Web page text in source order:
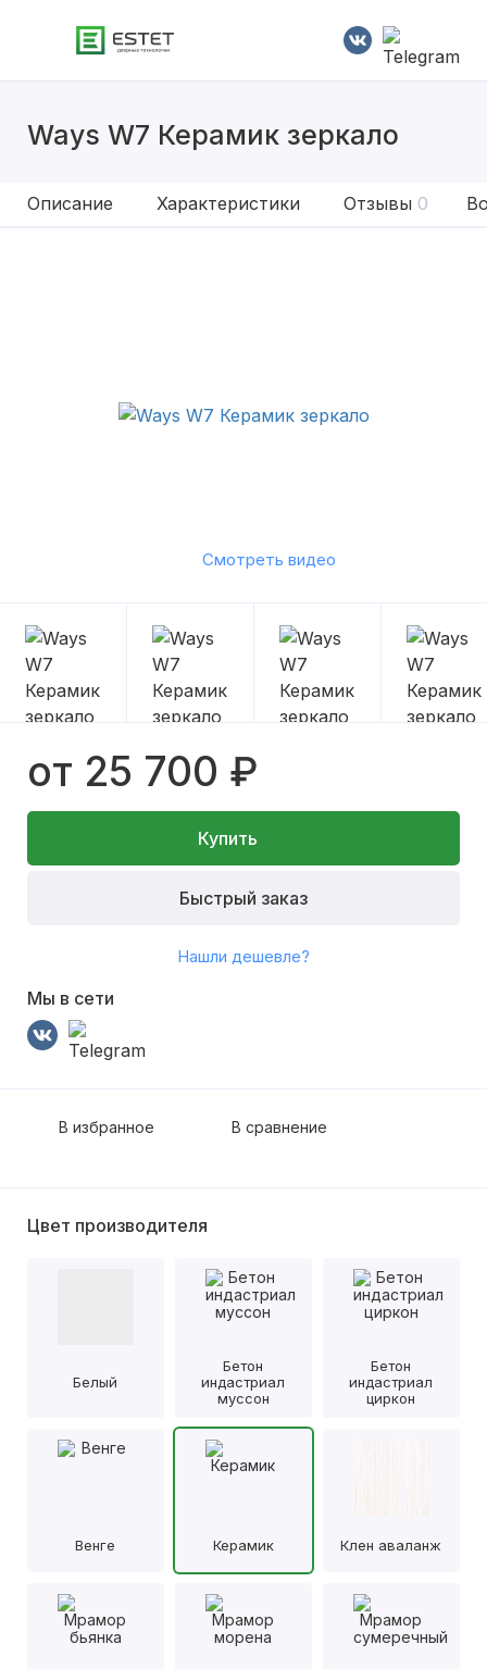
Ways W7 Керамик зеркало
Описание Характеристики Отзывы 0
Смотреть видео
от 25 700 ₽
Купить
Быстрый заказ
Нашли дешевле?
Мы в сети
В избранное В сравнение
Цвет производителя
Белый
Бетон
индастриал
муссон
Бетон
индастриал
циркон
Венге Керамик Клен аваланж